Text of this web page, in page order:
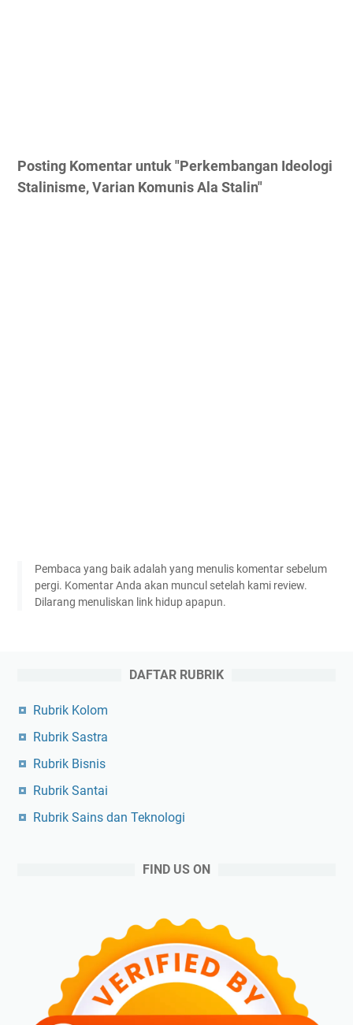
Posting Komentar untuk "Perkembangan Ideologi
Stalinisme, Varian Komunis Ala Stalin"
Pembaca yang baik adalah yang menulis komentar sebelum
pergi. Komentar Anda akan muncul setelah kami review.
Dilarang menuliskan link hidup apapun.
DAFTAR RUBRIK
Rubrik Kolom
Rubrik Sastra
Rubrik Bisnis
Rubrik Santai
Rubrik Sains dan Teknologi
FIND US ON